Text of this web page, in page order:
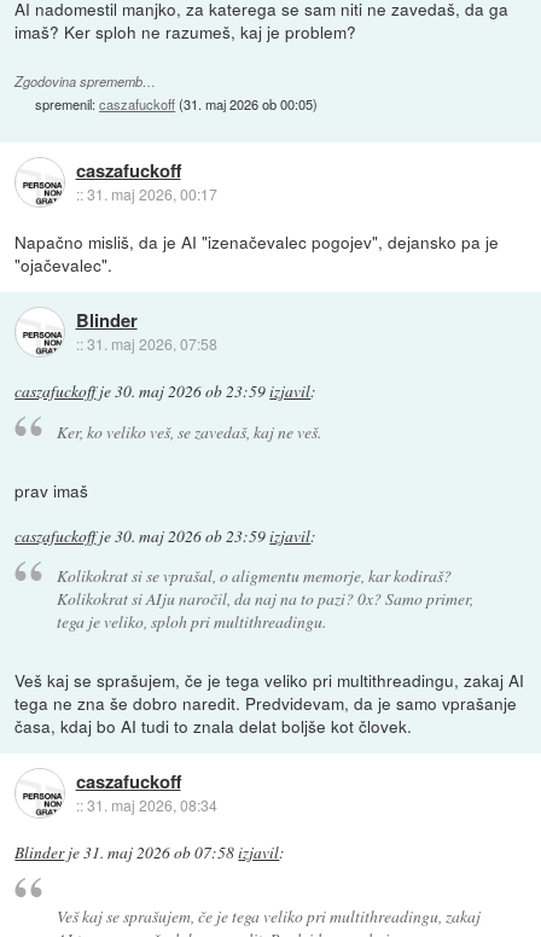
AI nadomestil manjko, za katerega se sam niti ne zavedaš, da ga
imaš? Ker sploh ne razumeš, kaj je problem?
Zgodovina sprememb…
spremenil:caszafuckoff(31. maj 2026 ob 00:05)
caszafuckoff
::31. maj 2026, 00:17
Napačno misliš, da je AI "izenačevalec pogojev", dejansko pa je
"ojačevalec".
Blinder
::31. maj 2026, 07:58
caszafuckoffje30. maj 2026 ob 23:59izjavil:
Ker, ko veliko veš, se zavedaš, kaj ne veš.
prav imaš
caszafuckoffje30. maj 2026 ob 23:59izjavil:
Kolikokrat si se vprašal, o aligmentu memorje, kar kodiraš?
Kolikokrat si AIju naročil, da naj na to pazi? 0x? Samo primer,
tega je veliko, sploh pri multithreadingu.
Veš kaj se sprašujem, če je tega veliko pri multithreadingu, zakaj AI
tega ne zna še dobro naredit. Predvidevam, da je samo vprašanje
časa, kdaj bo AI tudi to znala delat boljše kot človek.
caszafuckoff
::31. maj 2026, 08:34
Blinderje31. maj 2026 ob 07:58izjavil:
Veš kaj se sprašujem, če je tega veliko pri multithreadingu, zakaj